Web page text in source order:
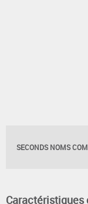
SECONDS NOMS
Caractéristiques